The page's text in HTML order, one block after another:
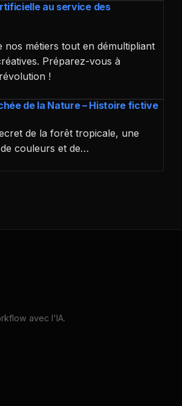
au service des
nos métiers tout en démultipliant
Préparez-vous à
!
de la Nature – Histoire fictive
de la forêt tropicale, une
couleurs et de…
avec l'IA.